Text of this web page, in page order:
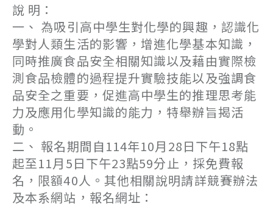
說 明：
一、 為吸引高中學生對化學的興趣，認識化
學對人類生活的影響，增進化學基本知識，
同時推廣食品安全相關知識以及藉由實際檢
測食品檢體的過程提升實驗技能以及強調食
品安全之重要，促進高中學生的推理思考能
力及應用化學知識的能力，特舉辦旨揭活
動。
二、 報名期間自114年10月28日下午18點
起至11月5日下午23點59分止，採免費報
名，限額40人。其他相關說明請詳競賽辦法
及本系網站，報名網址：